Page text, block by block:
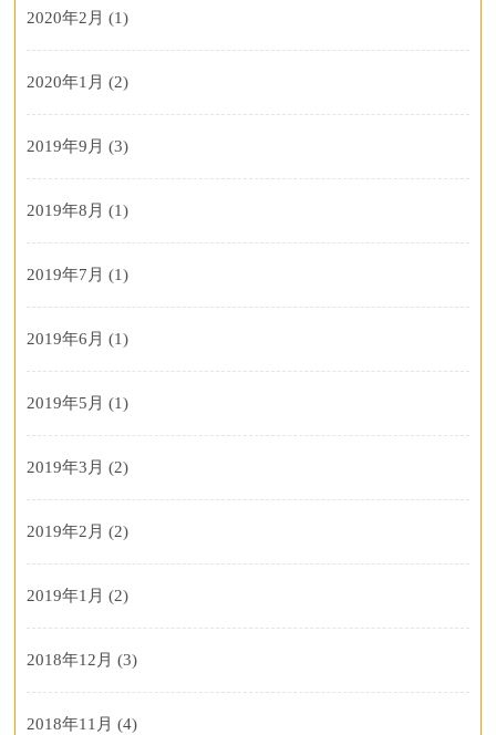
2020年2月 (1)
2020年1月 (2)
2019年9月 (3)
2019年8月 (1)
2019年7月 (1)
2019年6月 (1)
2019年5月 (1)
2019年3月 (2)
2019年2月 (2)
2019年1月 (2)
2018年12月 (3)
2018年11月 (4)